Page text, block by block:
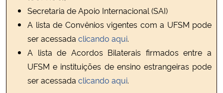
Secretaria de Apoio Internacional (SAI)
A lista de Convênios vigentes com a UFSM pode
ser acessada clicando aqui.
A lista de Acordos Bilaterais firmados entre a
UFSM e instituições de ensino estrangeiras pode
ser acessada clicando aqui.